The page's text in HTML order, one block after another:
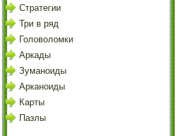
Стратегии
Три в ряд
Головоломки
Аркады
Зуманоиды
Арканоиды
Карты
Пазлы